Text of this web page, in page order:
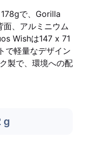
で、Gorilla
、アルミニウム
Wishは147 x 71
で軽量なデザイン
製で、環境への配
g